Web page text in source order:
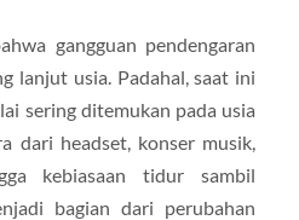
gangguan pendengaran
lanjut usia. Padahal, saat ini
sering ditemukan pada usia
dari headset, konser musik,
kebiasaan tidur sambil
bagian dari perubahan